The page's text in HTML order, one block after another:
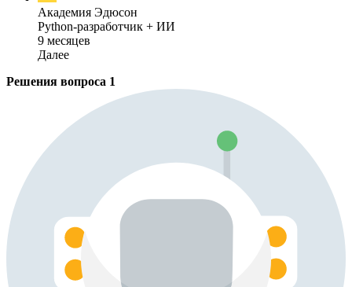
Академия Эдюсон
Python-разработчик + ИИ
9 месяцев
Далее
Решения вопроса 1